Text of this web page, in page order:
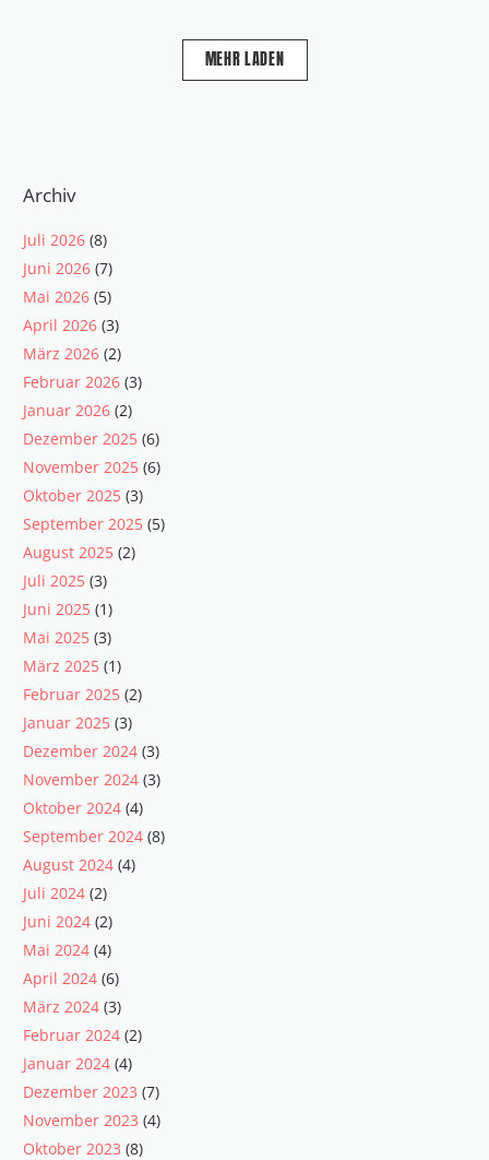
MEHR LADEN
Archiv
Juli 2026 (8)
Juni 2026 (7)
Mai 2026 (5)
April 2026 (3)
März 2026 (2)
Februar 2026 (3)
Januar 2026 (2)
Dezember 2025 (6)
November 2025 (6)
Oktober 2025 (3)
September 2025 (5)
August 2025 (2)
Juli 2025 (3)
Juni 2025 (1)
Mai 2025 (3)
März 2025 (1)
Februar 2025 (2)
Januar 2025 (3)
Dezember 2024 (3)
November 2024 (3)
Oktober 2024 (4)
September 2024 (8)
August 2024 (4)
Juli 2024 (2)
Juni 2024 (2)
Mai 2024 (4)
April 2024 (6)
März 2024 (3)
Februar 2024 (2)
Januar 2024 (4)
Dezember 2023 (7)
November 2023 (4)
Oktober 2023 (8)